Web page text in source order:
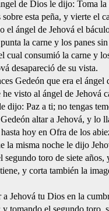
de Dios le dijo: Toma la
esta peña, y vierte el
el ángel de Jehová el
la carne y los panes
cual consumió la carne y
desapareció de su vista.
Gedeón que era el ángel
visto al ángel de Jehová
dijo: Paz a ti; no tengas
altar a Jehová, y lo
hoy en Ofra de los
la misma noche le dijo
segundo toro de siete años,
y corta también la
Jehová tu Dios en la
tomando el segundo toro,